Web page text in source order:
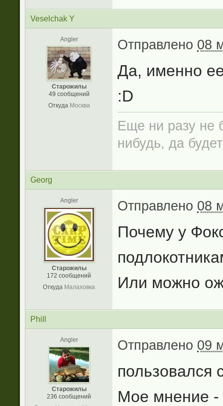
Veselchak Y
Angler
Старожилы
49 сообщений
Откуда Москва
Отправлено 08
Да, именно
:D
Еще ни разу не
нибудь, да будет
Georg
Angler
Старожилы
172 сообщений
Откуда Малаховка
Отправлено 08
Почему у
Или можно
Phill
Angler
Старожилы
236 сообщений
Отправлено 09
пользовался
Мое мнение -